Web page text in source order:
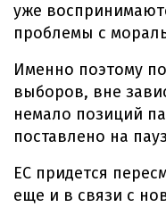
уже
проблемы с
Именно поэтому
выборов, вне
немало позиций
поставлено на
ЕС придется
еще и в связи с